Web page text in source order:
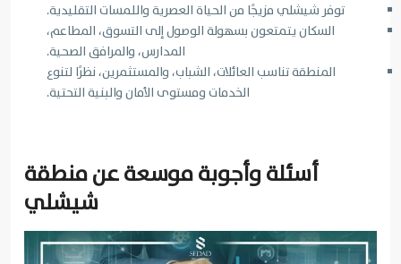
توفر شيشلي مزيجًا من الحياة العصرية واللمسات التقليدية.
السكان يتمتعون بسهولة الوصول إلى التسوق، المطاعم،
المدارس، والمرافق الصحية.
المنطقة تناسب العائلات، الشباب، والمستثمرين، نظرًا لتنوع
الخدمات ومستوى الأمان والبنية التحتية.
أسئلة وأجوبة موسعة عن منطقة
شيشلي